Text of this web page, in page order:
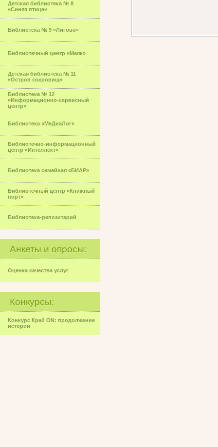
Детская библиотека № 8
«Синяя птица»
Библиотека № 9 «Лигово»
Библиотечный центр «Маяк»
Детская библиотека № 11
«Остров сокровищ»
Библиотека № 12
«Информационно-сервисный
центр»
Библиотека «МеДиаЛог»
Библиотечно-информационный
центр «Интеллект»
Библиотека семейная «БИАР»
Библиотечный центр «Книжный
порт»
Библиотека-репозитарий
Анкеты и опросы:
Оценка качества услуг
Конкурсы:
Конкурс Край ON: продолжение
истории